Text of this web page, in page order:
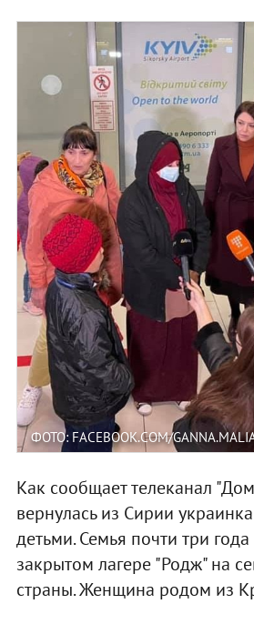
ФОТО: FACEBOOK.COM/
Как сообщает телеканал
вернулась из Сирии
детьми. Семья почти три
закрытом лагере "Родж" на
страны. Женщина родом из